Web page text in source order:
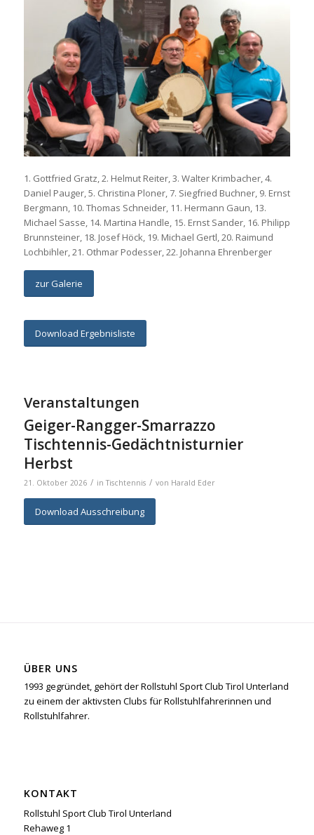
1. Gottfried Gratz, 2. Helmut Reiter, 3. Walter Krimbacher, 4.
Daniel Pauger, 5. Christina Ploner, 7. Siegfried Buchner, 9. Ernst
Bergmann, 10. Thomas Schneider, 11. Hermann Gaun, 13.
Michael Sasse, 14. Martina Handle, 15. Ernst Sander, 16. Philipp
Brunnsteiner, 18. Josef Höck, 19. Michael Gertl, 20. Raimund
Lochbihler, 21. Othmar Podesser, 22. Johanna Ehrenberger
zur Galerie
Download Ergebnisliste
Veranstaltungen
Geiger-Rangger-Smarrazzo
Tischtennis-Gedächtnisturnier
Herbst
21. Oktober 2026 / inTischtennis / von Harald Eder
Download Ausschreibung
ÜBER UNS
1993 gegründet, gehört der Rollstuhl Sport Club Tirol Unterland
zu einem der aktivsten Clubs für Rollstuhlfahrerinnen und
Rollstuhlfahrer.
KONTAKT
Rollstuhl Sport Club Tirol Unterland
Rehaweg 1